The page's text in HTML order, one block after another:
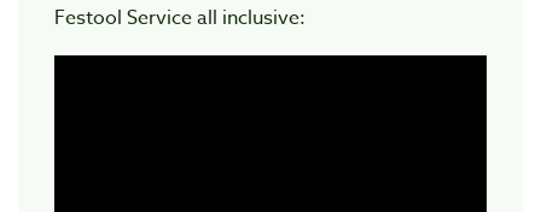
Festool Service all inclusive: